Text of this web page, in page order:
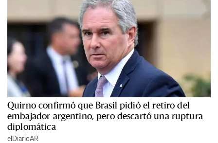
Quirno confirmó que Brasil pidió el retiro del
embajador argentino, pero descartó una ruptura
diplomática
elDiarioAR